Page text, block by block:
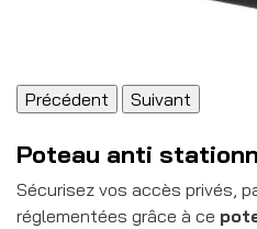
Précédent Suivant
Poteau anti
Sécurisez vos accès privés,
réglementées grâce à ce